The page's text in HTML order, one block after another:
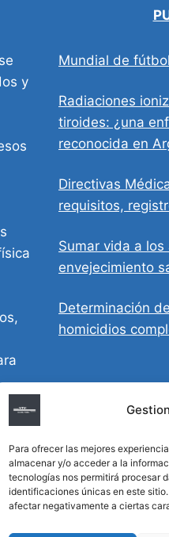
Para ofrecer las mejores
almacenar y/o acceder a la
tecnologías nos permitirá procesar
identificaciones únicas en este
afectar negativamente a ciertas
y
Mundial de
Radiaciones
tiroides: ¿una
reconocida en
Directivas
requisitos,
Sumar vida a
envejecimiento
Determinación
homicidios